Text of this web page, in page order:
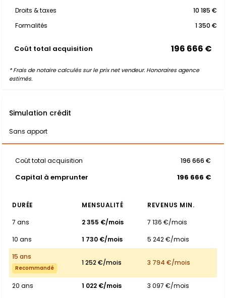
Droits & taxes
10 185 €
Formalités
1 350 €
Coût total acquisition 196 666 €
* Frais de notaire calculés sur le prix net vendeur. Honoraires agence
estimés.
Simulation crédit
Sans apport
Coût total acquisition 196 666 €
Capital à emprunter 196 666 €
DURÉE MENSUALITÉ
REVENUS MIN.
7 ans
2 355 €/mois
7 136 €/mois
10 ans
1 730 €/mois
5 242 €/mois
15 ans
Recommandé
1 252 €/mois 3 794 €/mois
20 ans 1 022 €/mois 3 097 €/mois